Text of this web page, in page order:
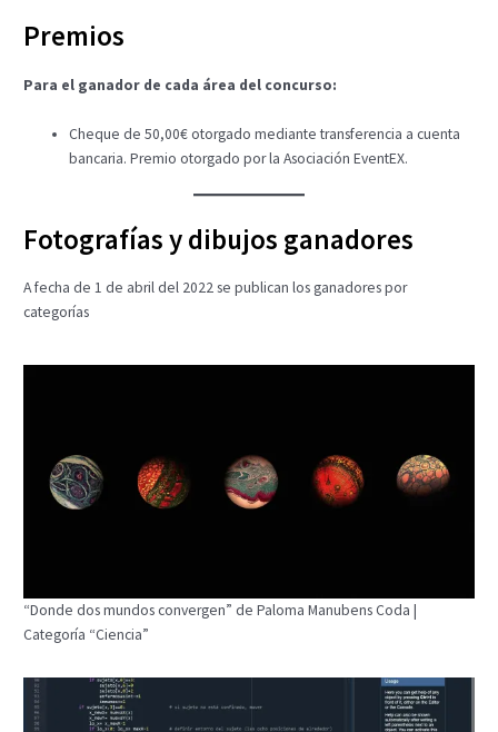
Premios
Para el ganador de cada área del concurso:
Cheque de 50,00€ otorgado mediante transferencia a cuenta
bancaria. Premio otorgado por la Asociación EventEX.
Fotografías y dibujos ganadores
A fecha de 1 de abril del 2022 se publican los ganadores por
categorías
“Donde dos mundos convergen” de Paloma Manubens Coda |
Categoría “Ciencia”